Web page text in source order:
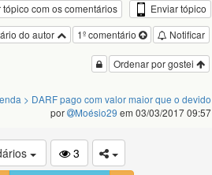
tópico com os comentários
Enviar tópico
Notificar
1º comentário
do autor
Ordenar por gostei
> DARF pago com valor maior que o devido
por
Moésio29 em 03/03/2017 09:57
3